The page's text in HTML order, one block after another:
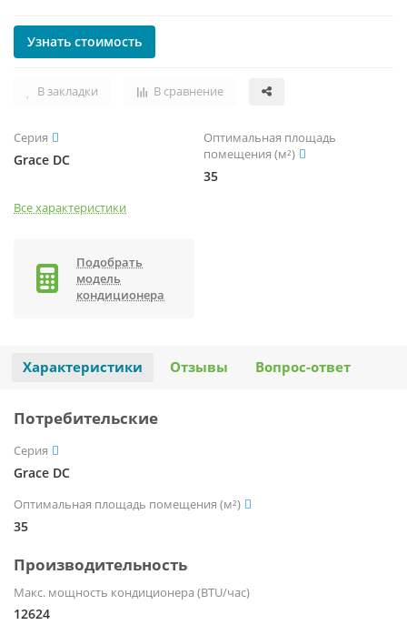
ЧИЛЛЕРЫ И ФАНКОЙЛЫ
ХОЛОДИЛЬНЫЕ МАШИНЫ
ЦЕНТРАЛЬНЫЕ КОНДИЦИОНЕРЫ
УВЛАЖНИТЕЛИ ВОЗДУХА
ТЕПЛОВЫЕ ПУШКИ
ЭЛЕКТРОКАМИНЫ
ТРУБЫ, ШЛАНГИ И ФИТИНГИ
ОНЛАЙН-КАЛЬКУЛЯТОР
Узнать стоимость
В закладки В сравнение
Серия
Grace DC
Оптимальная площадь
помещения (м²)
35
Все характеристики
Подобрать
модель
кондиционера
Характеристики Отзывы Вопрос-ответ
Потребительские
Серия
Grace DC
Оптимальная площадь помещения (м²)
35
Производительность
Макс. мощность кондиционера (BTU/час)
12624